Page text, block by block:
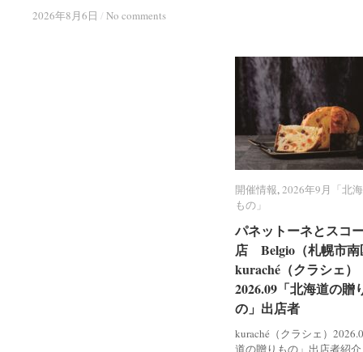
2026年8月6日 / No comments
2026年8月6日 / No comments
開催情報,2026年9月「北
もの」
パネットーネとスコ
店 Belgio（札幌市南
kuraché（クラシェ）
2026.09「北海道の贈
の」出店者
kuraché（クラシェ）
道の贈りもの」出店者紹
開催情報 2026年9月「北
もの」
パネットーネとスコ
店 Belgio（札幌市南
kuraché（クラシェ）
2026.09「北海道の贈
の」出店者